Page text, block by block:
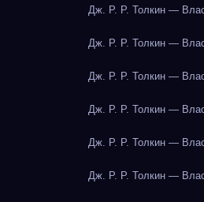
Дж. Р. Р. Толкин —
Дж. Р. Р. Толкин —
Дж. Р. Р. Толкин —
Дж. Р. Р. Толкин —
Дж. Р. Р. Толкин —
Дж. Р. Р. Толкин —